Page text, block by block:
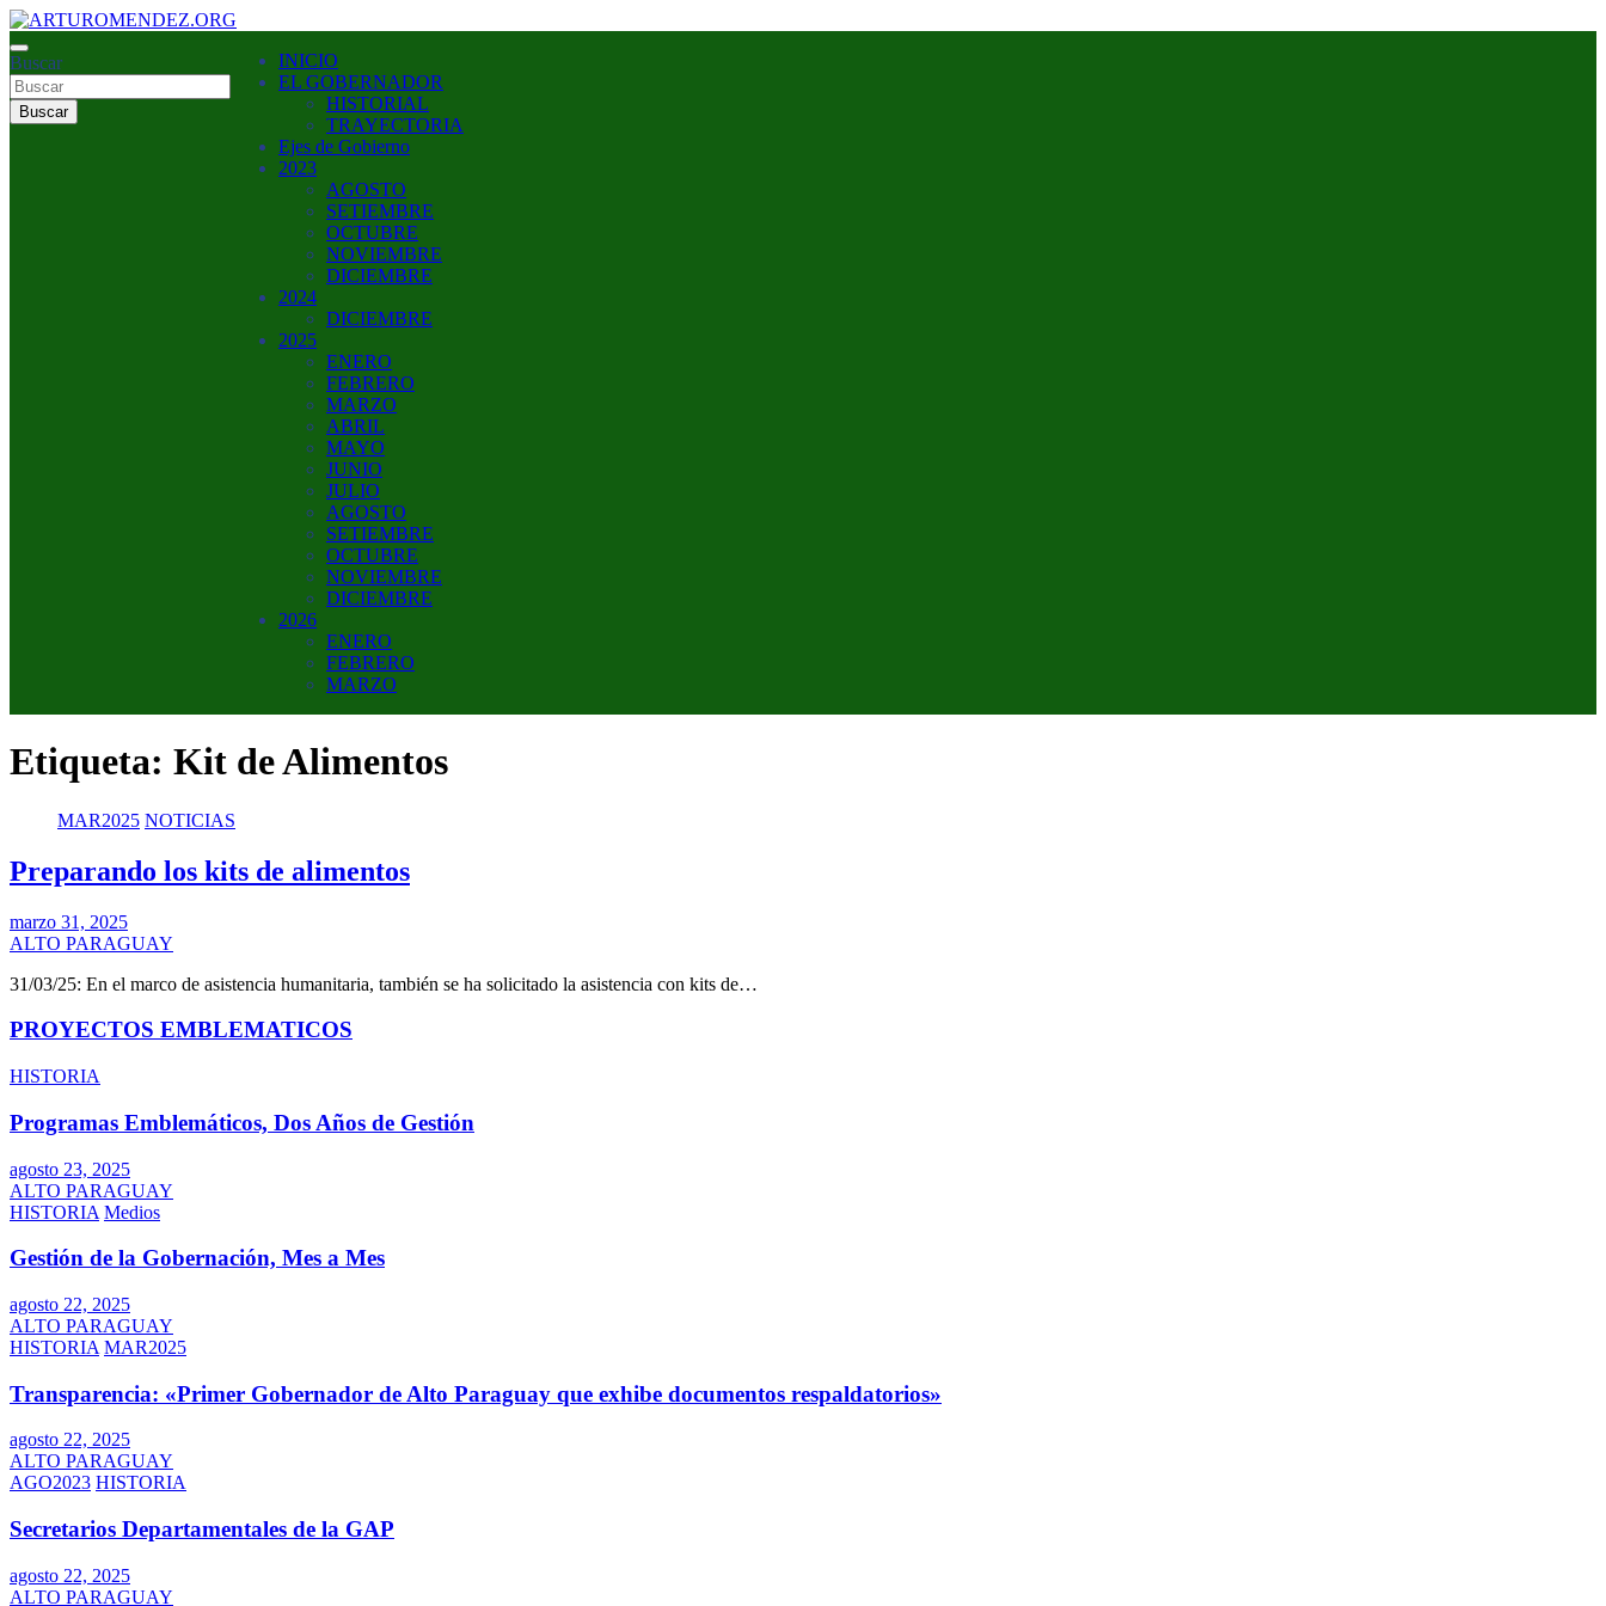
Saltar
al
contenido
ARTUROMENDEZ.ORG
ARTURO MENDEZ GOBERNADOR 2023
Buscar
Buscar
INICIO
EL GOBERNADOR
HISTORIAL
TRAYECTORIA
Ejes de Gobierno
2023
AGOSTO
SETIEMBRE
OCTUBRE
NOVIEMBRE
DICIEMBRE
2024
DICIEMBRE
2025
ENERO
FEBRERO
MARZO
ABRIL
MAYO
JUNIO
JULIO
AGOSTO
SETIEMBRE
OCTUBRE
NOVIEMBRE
DICIEMBRE
2026
ENERO
FEBRERO
MARZO
Etiqueta: Kit de Alimentos
MAR2025 NOTICIAS
Preparando los kits de alimentos
marzo 31, 2025
ALTO PARAGUAY
31/03/25: En el marco de asistencia humanitaria, también se ha solicitado la asistencia con kits de…
PROYECTOS EMBLEMATICOS
HISTORIA
Programas Emblemáticos, Dos Años de Gestión
agosto 23, 2025
ALTO PARAGUAY
HISTORIA Medios
Gestión de la Gobernación, Mes a Mes
agosto 22, 2025
ALTO PARAGUAY
HISTORIA MAR2025
Transparencia: «Primer Gobernador de Alto Paraguay que exhibe documentos respaldatorios»
agosto 22, 2025
ALTO PARAGUAY
AGO2023 HISTORIA
Secretarios Departamentales de la GAP
agosto 22, 2025
ALTO PARAGUAY